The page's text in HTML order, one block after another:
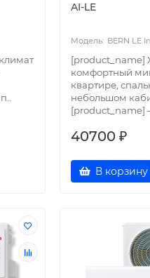
AI-LE
BERN LE
[product_name]
комфортный
квартире,
небольшом
[product_name]
40700 ₽
В корзину